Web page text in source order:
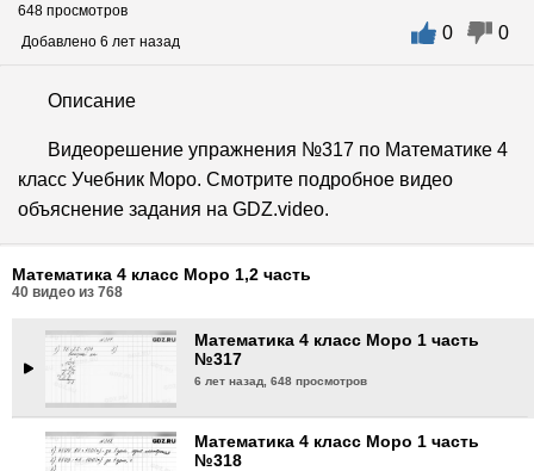
648 просмотров
Добавлено 6 лет назад
0 0
Описание
Видеорешение упражнения №317 по Математике 4
класс Учебник Моро. Смотрите подробное видео
объяснение задания на GDZ.video.
Математика 4 класс Моро 1,2 часть
40 видео из 768
Математика 4 класс Моро 1 часть
№315
6 лет назад,734 просмотра
6 лет назад,700 просмотров
Математика 4 класс Моро 1 часть
№317
6 лет назад,648 просмотров
Математика 4 класс Моро 1 часть
№318